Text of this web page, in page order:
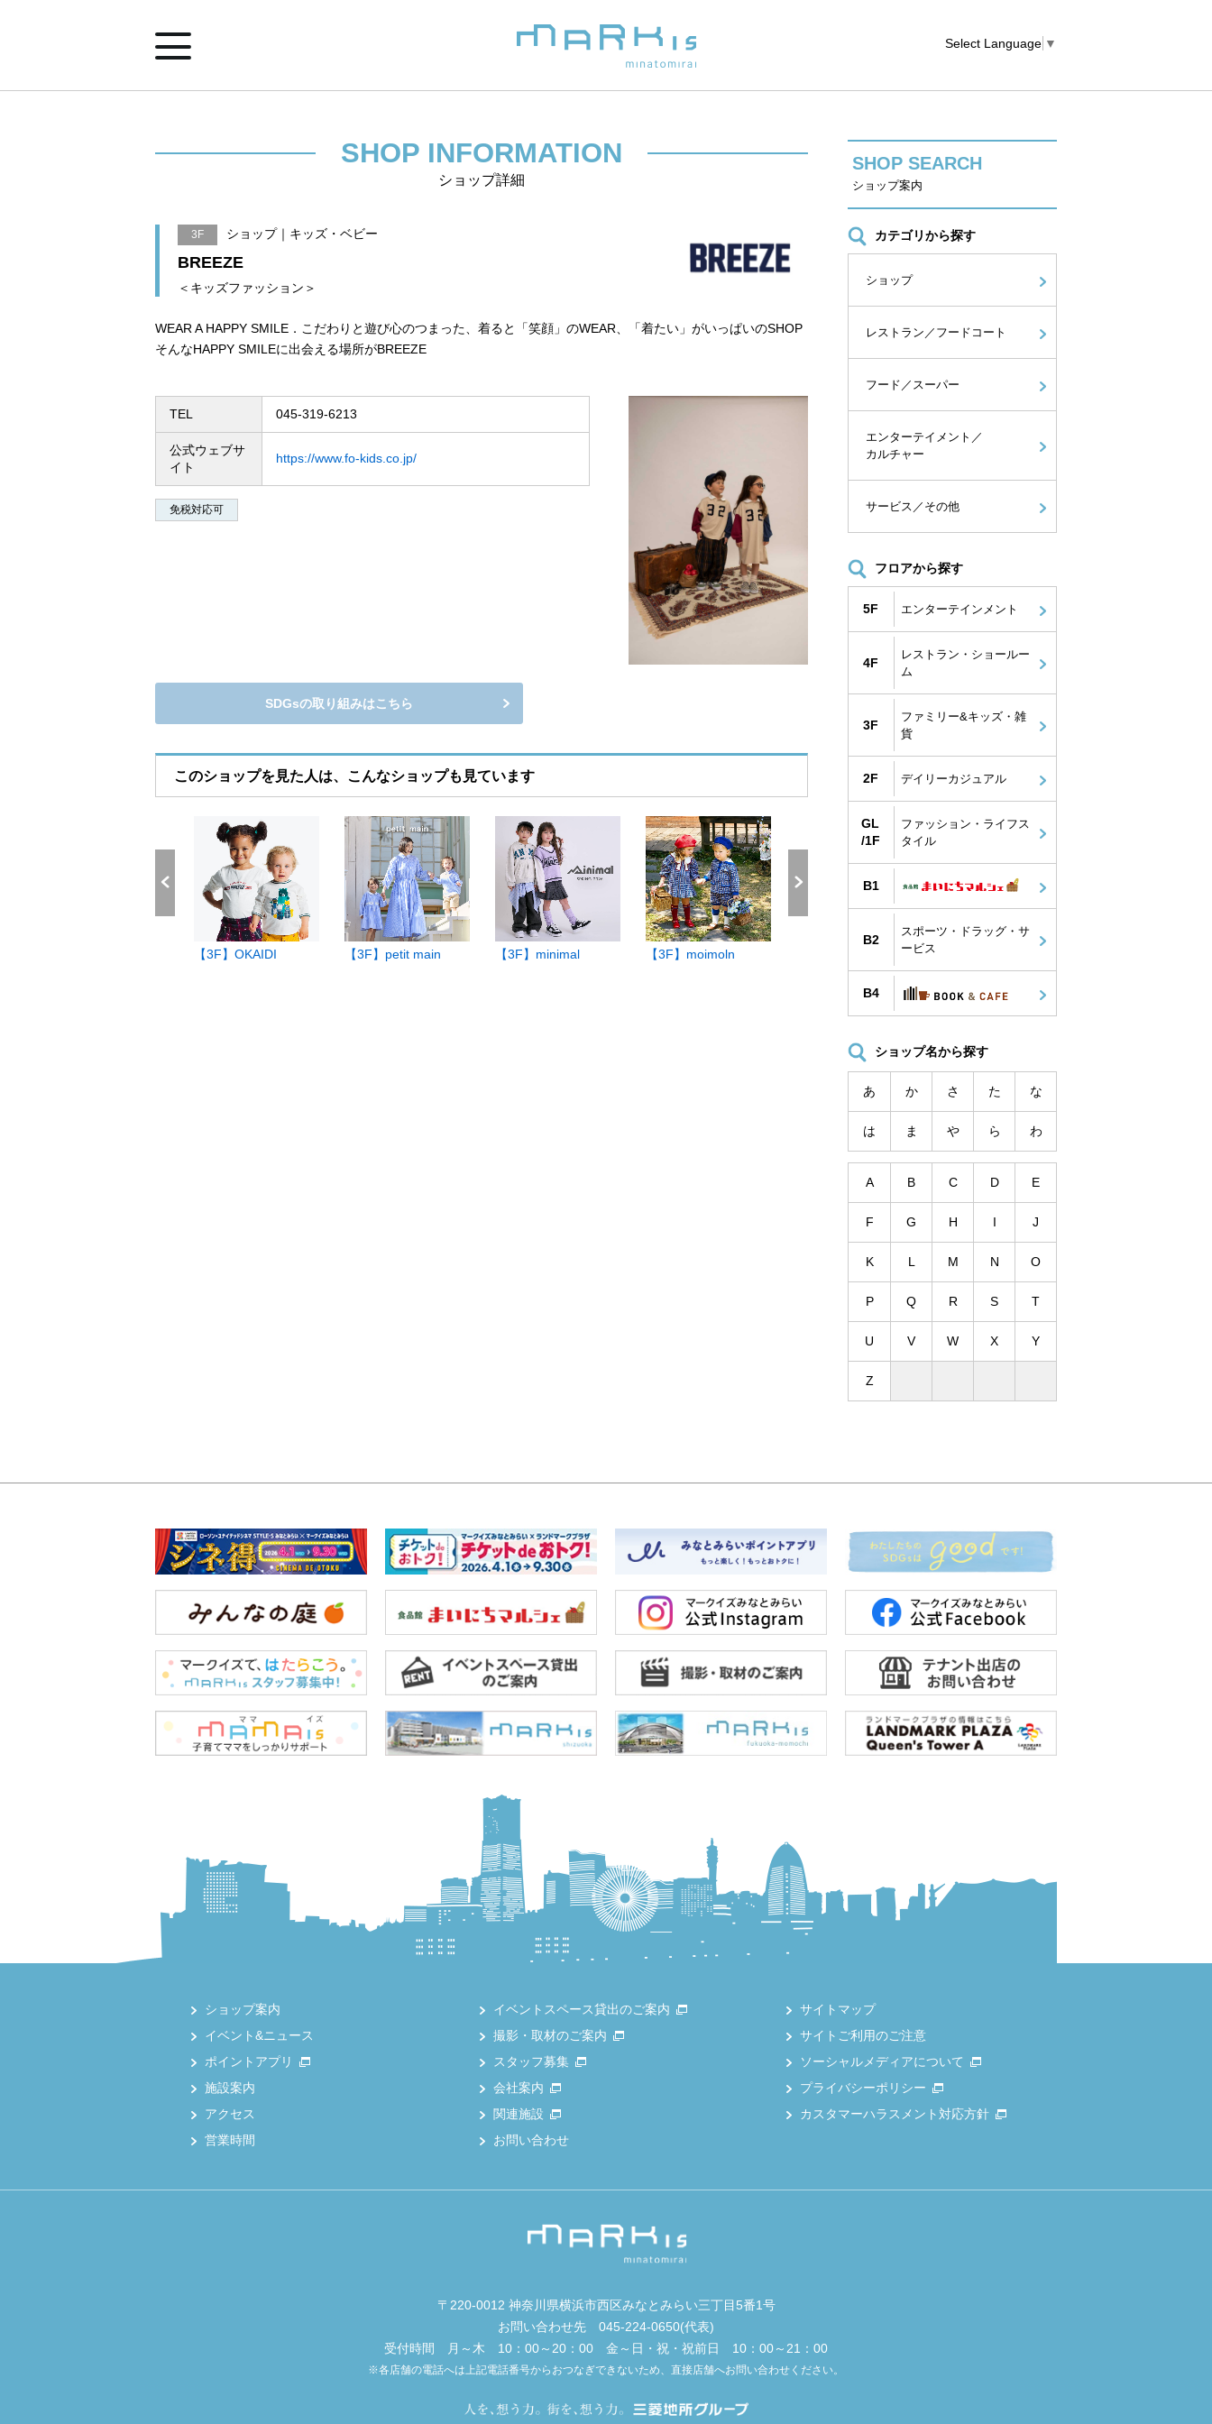
Select Language ▼
イベント&ニュース
アクセス
営業時間
SHOP INFORMATION
ショップ詳細
3F ショップ｜キッズ・ベビー
BREEZE
＜キッズファッション＞
WEAR A HAPPY SMILE．こだわりと遊び心のつまった、着ると「笑顔」のWEAR、「着たい」がいっぱいのSHOP
そんなHAPPY SMILEに出会える場所がBREEZE
TEL 045-319-6213
公式ウェブサ
イト
https://www.fo-kids.co.jp/
免税対応可
SDGsの取り組みはこちら
このショップを見た人は、こんなショップも見ています
【3F】OKAIDI 【3F】petit main 【3F】minimal 【3F】moimoln
SHOP SEARCH
ショップ案内
カテゴリから探す
ショップ
レストラン／フードコート
フード／スーパー
エンターテイメント／
カルチャー
サービス／その他
フロアから探す
5F エンターテインメント
4F
レストラン・ショールー
ム
3F
ファミリー&キッズ・雑
貨
2F デイリーカジュアル
GL
/1F
ファッション・ライフス
タイル
B1
B2
スポーツ・ドラッグ・サ
ービス
B4
ショップ名から探す
あ か さ た な
は ま や ら わ
A B C D E
F G H I J
K L M N O
P Q R S T
U V W X Y
Z
ショップ案内
イベント&ニュース
ポイントアプリ
施設案内
アクセス
営業時間
イベントスペース貸出のご案内
撮影・取材のご案内
スタッフ募集
会社案内
関連施設
お問い合わせ
サイトマップ
サイトご利用のご注意
ソーシャルメディアについて
プライバシーポリシー
カスタマーハラスメント対応方針
〒220-0012 神奈川県横浜市西区みなとみらい三丁目5番1号
お問い合わせ先 045-224-0650(代表)
受付時間 月～木 10：00～20：00 金～日・祝・祝前日 10：00～21：00
※各店舗の電話へは上記電話番号からおつなぎできないため、直接店舗へお問い合わせください。